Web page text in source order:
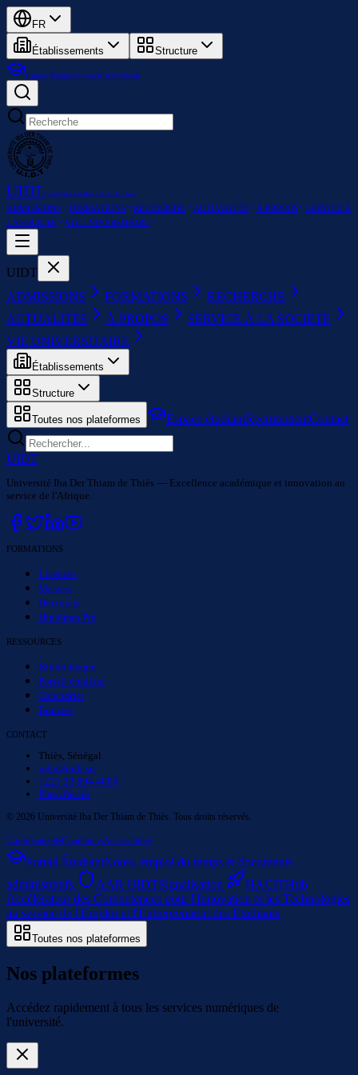
FR
Établissements Structure
Espace étudiantContactRecrutement
UIDTUniversité Iba Der Thiam de Thiès
ADMISSIONS FORMATIONS RECHERCHE ACTUALITÉS À PROPOS
SERVICE À
LA SOCIETE
VIE UNIVERSITAIRE
UIDT
ADMISSIONS
FORMATIONS
RECHERCHE
ACTUALITÉS
À PROPOS
SERVICE À LA SOCIETE
VIE UNIVERSITAIRE
Établissements
Structure
Toutes nos plateformes Espace étudiantRecrutementContact
UIDT
Université Iba Der Thiam de Thiès — Excellence académique et innovation au
service de l'Afrique.
FORMATIONS
Licences
Masters
Doctorats
Diplômes Pro
RESSOURCES
Bibliothèque
Portail étudiant
Calendrier
Bourses
CONTACT
Thiès, Sénégal
info@uidt.sn
+221 33 894 4000
Plan d'accès
© 2026 Université Iba Der Thiam de Thiès. Tous droits réservés.
ConfidentialitéConditionsAccessibilité
Portail ÉtudiantNotes, emploi du temps et documents
administratifs.
AAR UIDTSignalisation HACITHub
Accélérateur des Competences pour l'Innovation et les Technologies
au service de l'Emploi et l'Entreprenariat des Etudiants
Toutes nos plateformes
Nos plateformes
Accédez rapidement à tous les services numériques de
l'université.